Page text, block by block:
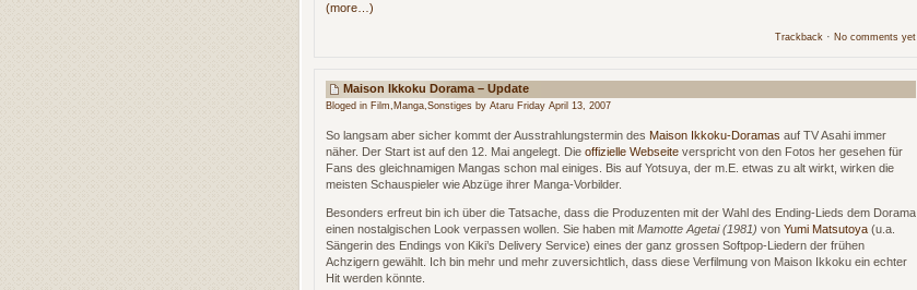
(more…)
Trackback · No comments yet
Maison Ikkoku Dorama – Update
Bloged in Film, Manga,Sonstiges by Ataru Friday April 13, 2007
So langsam aber sicher kommt der Ausstrahlungstermin des Maison Ikkoku-Doramas auf TV Asahi immer
näher. Der Start ist auf den 12. Mai angelegt. Die offizielle Webseite verspricht von den Fotos her gesehen für
Fans des gleichnamigen Mangas schon mal einiges. Bis auf Yotsuya, der m.E. etwas zu alt wirkt, wirken die
meisten Schauspieler wie Abzüge ihrer Manga-Vorbilder.
Besonders erfreut bin ich über die Tatsache, dass die Produzenten mit der Wahl des Ending-Lieds dem Dorama
einen nostalgischen Look verpassen wollen. Sie haben mit Mamotte Agetai (1981) von Yumi Matsutoya (u.a.
Sängerin des Endings von Kiki’s Delivery Service) eines der ganz grossen Softpop-Liedern der frühen
Achzigern gewählt. Ich bin mehr und mehr zuversichtlich, dass diese Verfilmung von Maison Ikkoku ein echter
Hit werden könnte.